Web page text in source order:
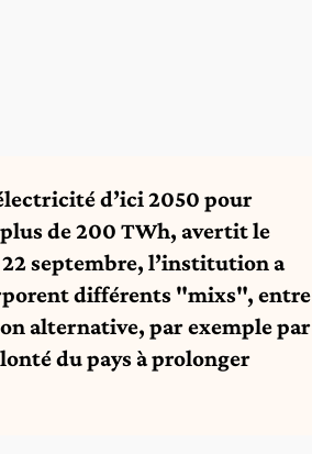
d’ici 2050 pour
de 200 TWh, avertit le
septembre, l’institution a
différents "mixs", entre
alternative, par exemple par
du pays à prolonger